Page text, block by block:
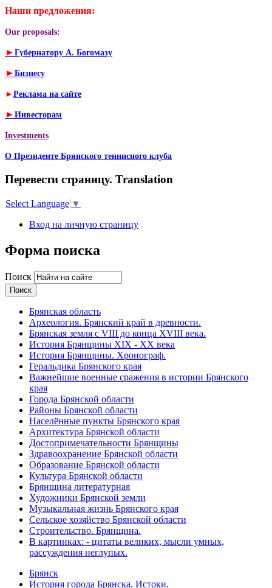
Наши предложения:
Our proposals:
► Губернатору А. Богомазу
► Бизнесу
► Реклама на сайте
► Инвесторам
Investments
О Президенте Брянского теннисного клуба
Перевести страницу. Translation
Select Language ▼
Вход на личную страницу
Форма поиска
Поиск
Брянская область
Археология. Брянский край в древности.
Брянская земля с VIII до конца XVIII века.
История Брянщины XIX - XX века
История Брянщины. Хронограф.
Геральдика Брянского края
Важнейшие военные сражения в истории Брянского
края
Города Брянской области
Районы Брянской области
Населённые пункты Брянского края
Архитектура Брянской области
Достопримечательности Брянщины
Здравоохранение Брянской области
Образование Брянской области
Культура Брянской области
Брянщина литературная
Художники Брянской земли
Музыкальная жизнь Брянского края
Сельское хозяйство Брянской области
Строительство. Брянщина.
В картинках: - цитаты великих, мысли умных,
рассуждения неглупых.
Брянск
История города Брянска. Истоки.